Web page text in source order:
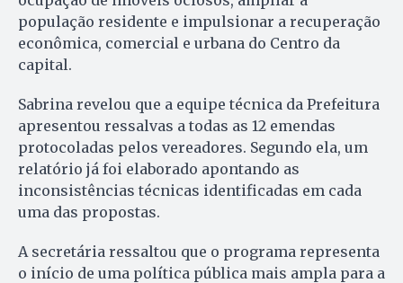
população residente e impulsionar a recuperação
econômica, comercial e urbana do Centro da
capital.
Sabrina revelou que a equipe técnica da Prefeitura
apresentou ressalvas a todas as 12 emendas
protocoladas pelos vereadores. Segundo ela, um
relatório já foi elaborado apontando as
inconsistências técnicas identificadas em cada
uma das propostas.
A secretária ressaltou que o programa representa
o início de uma política pública mais ampla para a